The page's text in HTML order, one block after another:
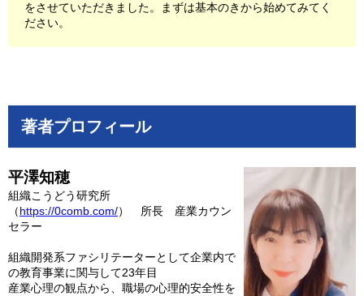
をさせていただきました。まずは基本のきから始めてみてく
ださい。
著者プロフィール
平澤知穂
組織こうどう研究所
（https://0comb.com/） 所長 産業カウン
セラー
組織開発系ファシリテーターとして企業内で
の教育事業に関与して23年目
産業心理の観点から、職場の心理的安全性を